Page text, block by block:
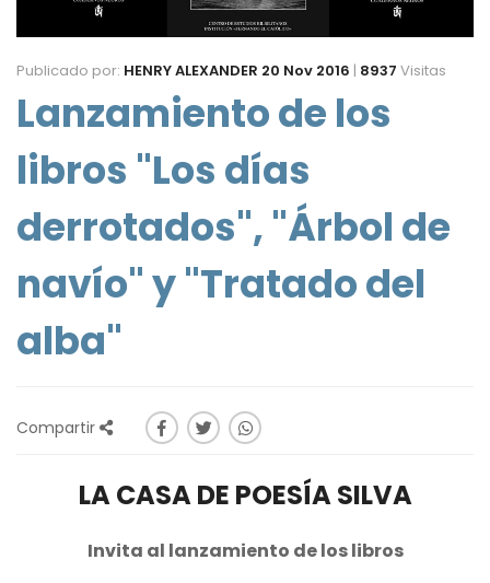
Publicado por: HENRY ALEXANDER 20 Nov 2016 | 8937 Visitas
Lanzamiento de los
libros "Los días
derrotados", "Árbol de
navío" y "Tratado del
alba"
Compartir
LA CASA DE POESÍA SILVA
Invita al lanzamiento de los libros